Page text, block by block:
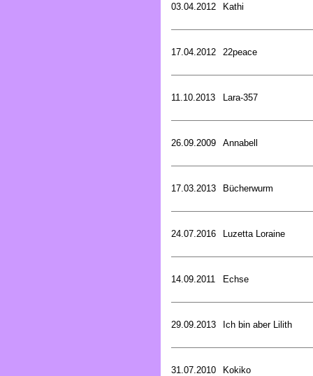
03.04.2012 Kathi
17.04.2012 22peace
11.10.2013 Lara-357
26.09.2009 Annabell
17.03.2013 Bücherwurm
24.07.2016 Luzetta Loraine
14.09.2011 Echse
29.09.2013 Ich bin aber Lilith
31.07.2010 Kokiko